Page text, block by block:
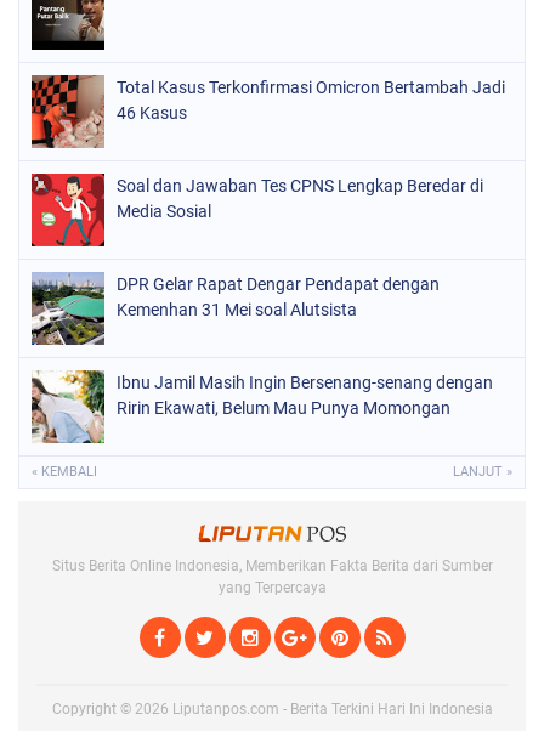
Total Kasus Terkonfirmasi Omicron Bertambah Jadi
46 Kasus
Soal dan Jawaban Tes CPNS Lengkap Beredar di
Media Sosial
DPR Gelar Rapat Dengar Pendapat dengan
Kemenhan 31 Mei soal Alutsista
Ibnu Jamil Masih Ingin Bersenang-senang dengan
Ririn Ekawati, Belum Mau Punya Momongan
« KEMBALI LANJUT »
Situs Berita Online Indonesia, Memberikan Fakta Berita dari Sumber
yang Terpercaya
Copyright © 2026 Liputanpos.com - Berita Terkini Hari Ini Indonesia